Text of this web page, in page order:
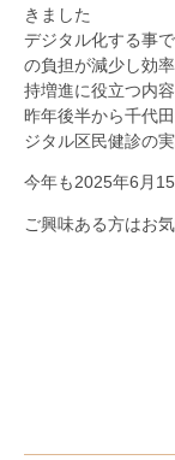
きました
デジタル化する事
の負担が減少し効
持増進に役立つ内
昨年後半から千代
ジタル区民健診の
今年も2025年6月
ご興味ある方はお